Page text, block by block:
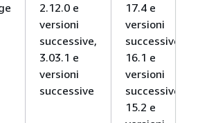
2.12.0 e
versioni
successive,
3.03.1 e
versioni
successive
17.4 e
versioni
successive,
16.1 e
versioni
successive,
15.2 e